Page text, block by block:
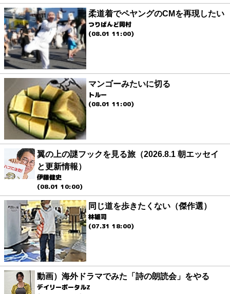
柔道着でペヤングのCMを再現したい
つりばんど岡村
(08.01 11:00)
マンゴーみたいに切る
トルー
(08.01 11:00)
翼の上の謎フックを見る旅（2026.8.1 朝エッセイ
と更新情報）
伊藤健史
(08.01 10:00)
同じ道を歩きたくない（傑作選）
林雄司
(07.31 18:00)
動画）海外ドラマでみた「詩の朗読会」をやる
デイリーポータルZ